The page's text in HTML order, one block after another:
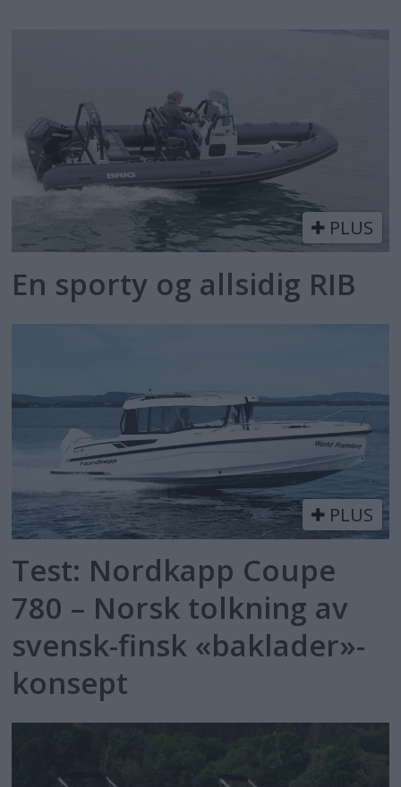
PLUS
En sporty og allsidig RIB
PLUS
Test: Nordkapp Coupe
780 – Norsk tolkning av
svensk-finsk «baklader»-
konsept